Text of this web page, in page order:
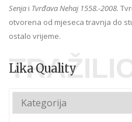
Senja i Tvrđava Nehaj 1558.-2008.
otvorena od mjeseca travnja do
ostalo vrijeme.
Lika Quality